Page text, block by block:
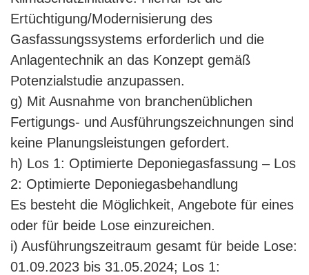
Ertüchtigung/Modernisierung des
Gasfassungssystems erforderlich und die
Anlagentechnik an das Konzept gemäß
Potenzialstudie anzupassen.
g) Mit Ausnahme von branchenüblichen
Fertigungs- und Ausführungszeichnungen sind
keine Planungsleistungen gefordert.
h) Los 1: Optimierte Deponiegasfassung – Los
2: Optimierte Deponiegasbehandlung
Es besteht die Möglichkeit, Angebote für eines
oder für beide Lose einzureichen.
i) Ausführungszeitraum gesamt für beide Lose:
01.09.2023 bis 31.05.2024; Los 1: